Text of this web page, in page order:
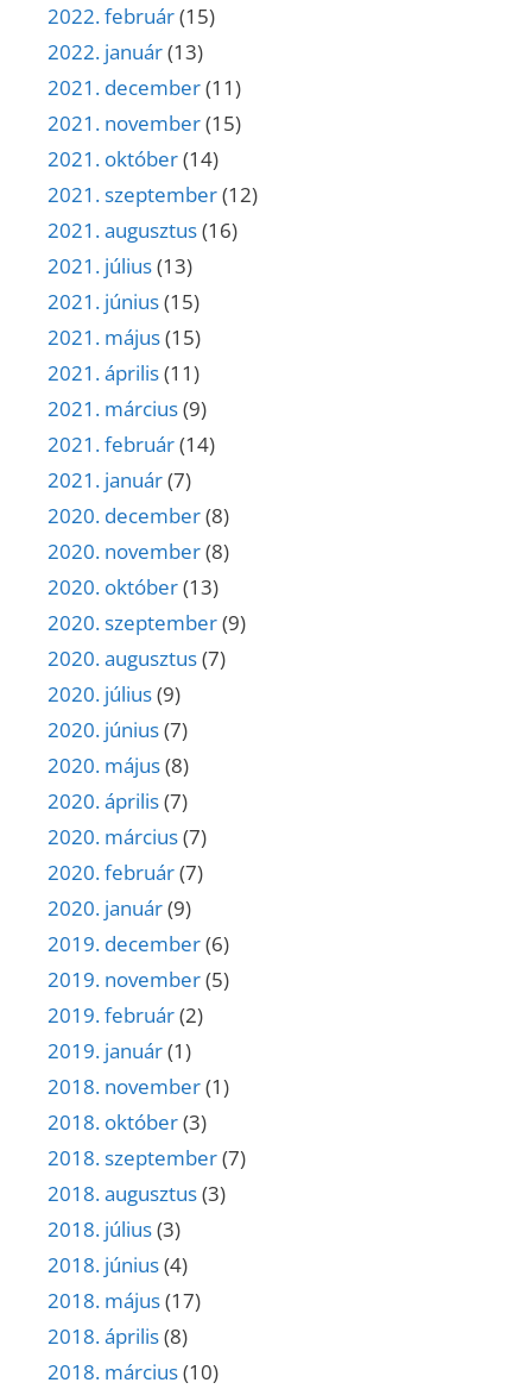
2022. február(15)
2022. január(13)
2021. december(11)
2021. november(15)
2021. október(14)
2021. szeptember(12)
2021. augusztus(16)
2021. július(13)
2021. június(15)
2021. május(15)
2021. április(11)
2021. március(9)
2021. február(14)
2021. január(7)
2020. december(8)
2020. november(8)
2020. október(13)
2020. szeptember(9)
2020. augusztus(7)
2020. július(9)
2020. június(7)
2020. május(8)
2020. április(7)
2020. március(7)
2020. február(7)
2020. január(9)
2019. december(6)
2019. november(5)
2019. február(2)
2019. január(1)
2018. november(1)
2018. október(3)
2018. szeptember(7)
2018. augusztus(3)
2018. július(3)
2018. június(4)
2018. május(17)
2018. április(8)
2018. március(10)